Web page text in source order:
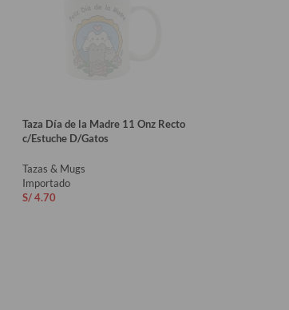
Taza Día de la Madre 11 Onz Recto
c/Estuche D/Gatos
Tazas & Mugs
Importado
S/4.70